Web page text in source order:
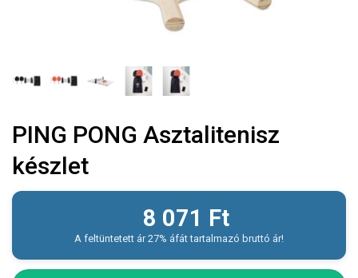
PING PONG Asztalitenisz
készlet
8 071 Ft
A feltüntetett ár 27% áfát tartalmazó bruttó ár!